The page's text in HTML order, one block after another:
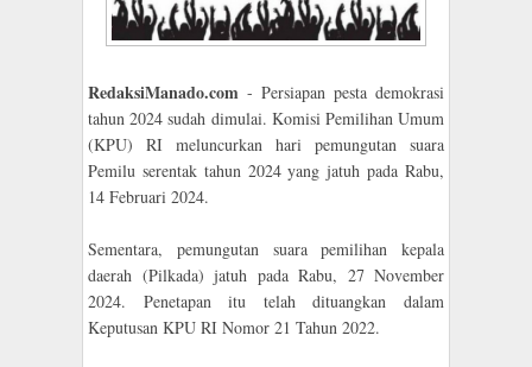
RedaksiManado.com - Persiapan pesta demokrasi
tahun 2024 sudah dimulai. Komisi Pemilihan Umum
(KPU) RI meluncurkan hari pemungutan suara
Pemilu serentak tahun 2024 yang jatuh pada Rabu,
14 Februari 2024.
Sementara, pemungutan suara pemilihan kepala
daerah (Pilkada) jatuh pada Rabu, 27 November
2024. Penetapan itu telah dituangkan dalam
Keputusan KPU RI Nomor 21 Tahun 2022.